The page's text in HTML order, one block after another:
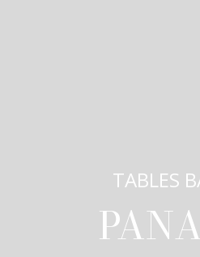
TABLES